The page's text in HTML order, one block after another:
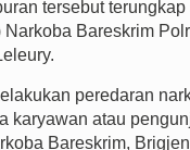
tersebutterungkap
Bareskrim
peredaran
karyawan atau
Bareskrim,